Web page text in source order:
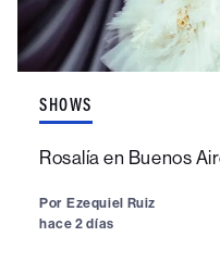
SHOWS
Rosalía en Buenos
Por Ezequiel Ruiz
hace 2 días